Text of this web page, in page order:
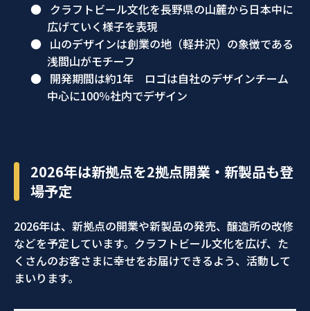
● クラフトビール文化を長野県の山麓から日本中に
広げていく様子を表現
● 山のデザインは創業の地（軽井沢）の象徴である
浅間山がモチーフ
● 開発期間は約1年 ロゴは自社のデザインチーム
中心に100％社内でデザイン
2026年は新拠点を2拠点開業・新製品も登
場予定
2026年は、新拠点の開業や新製品の発売、醸造所の改修
などを予定しています。クラフトビール文化を広げ、た
くさんのお客さまに幸せをお届けできるよう、活動して
まいります。